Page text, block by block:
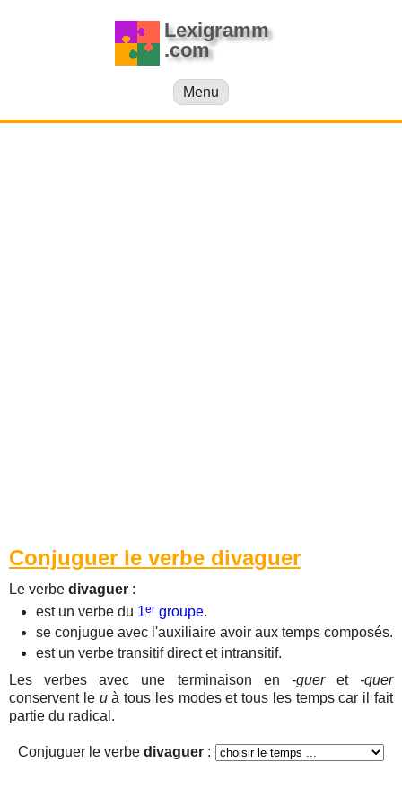
Lexigramm
.com
Menu
Conjuguer le verbe divaguer
Le verbe divaguer :
est un verbe du 1er groupe.
se conjugue avec l'auxiliaire avoir aux temps composés.
est un verbe transitif direct et intransitif.
Les verbes avec une terminaison en -gueret -quer
conservent le uà tous les modes et tous les temps car il fait
partie du radical.
Conjuguer le verbe divaguer :